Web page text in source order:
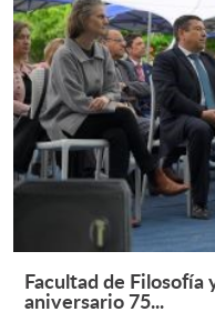
Facultad de Filosofía
aniversario 75...